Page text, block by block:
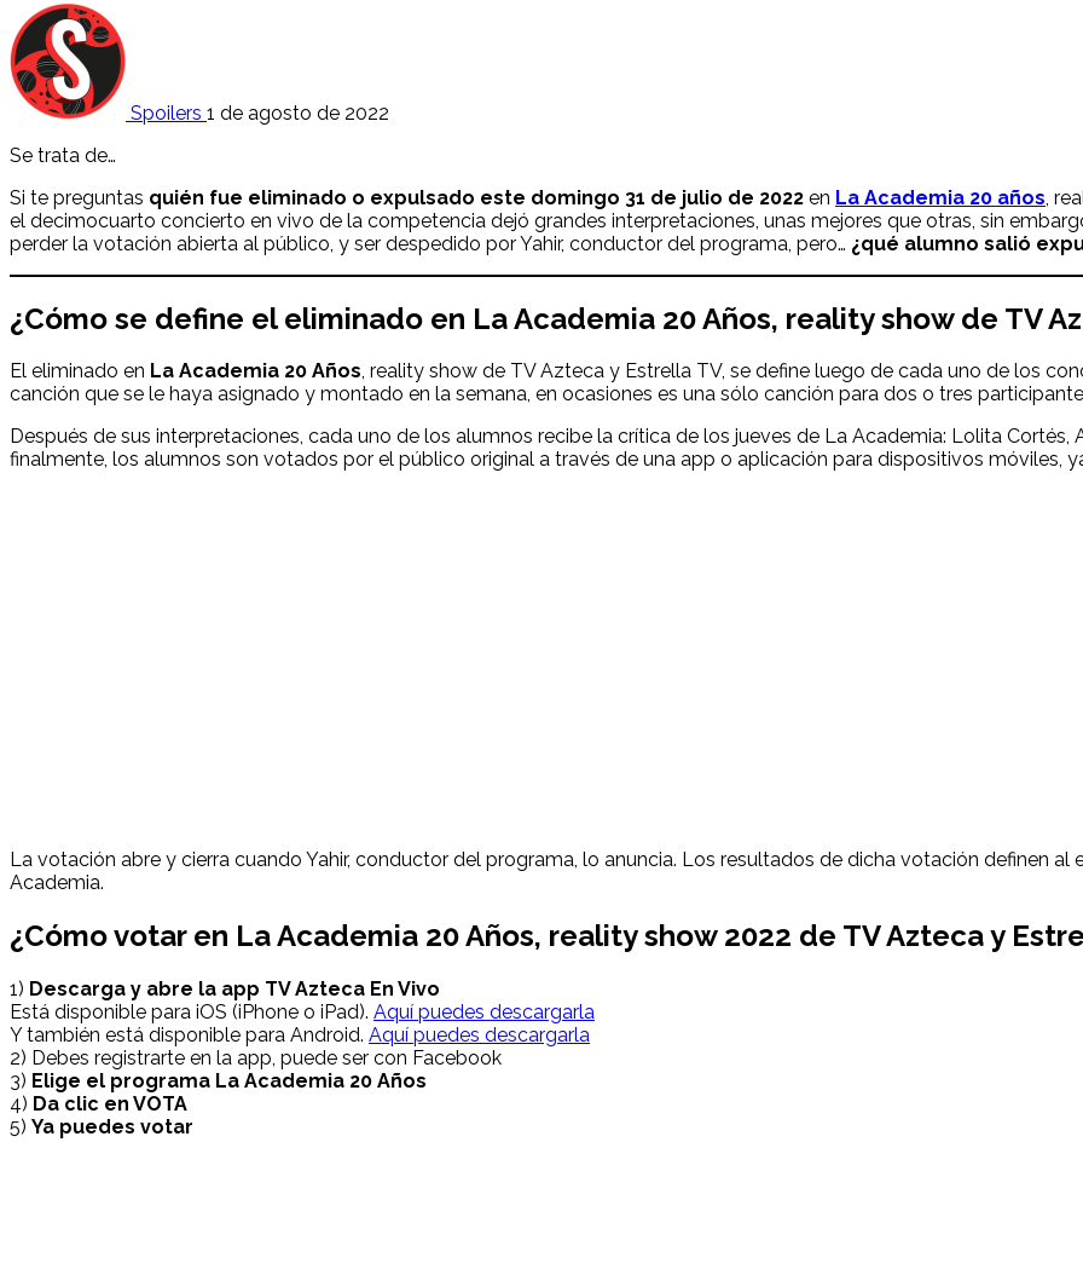
Spoilers 1 de agosto de 2022
Se trata de…
Si te preguntas quién fue eliminado o expulsado este domingo 31 de julio de 2022 en La Academia 20 años ,
el decimocuarto concierto en vivo de la competencia dejó grandes interpretaciones, unas mejores que otras, sin
perder la votación abierta al público, y ser despedido por Yahir, conductor del programa, pero… ¿qué alumno salió
¿Cómo se define el eliminado en La Academia 20 Años, reality show de TV
El eliminado en La Academia 20 Años, reality show de TV Azteca y Estrella TV, se define luego de cada uno de los
canción que se le haya asignado y montado en la semana, en ocasiones es una sólo canción para dos o tres
Después de sus interpretaciones, cada uno de los alumnos recibe la crítica de los jueves de La Academia: Lolita
finalmente, los alumnos son votados por el público original a través de una app o aplicación para dispositivos móviles,
La votación abre y cierra cuando Yahir, conductor del programa, lo anuncia. Los resultados de dicha votación definen
Academia.
¿Cómo votar en La Academia 20 Años, reality show 2022 de TV Azteca y
1) Descarga y abre la app TV Azteca En Vivo
Está disponible para iOS (iPhone o iPad). Aquí puedes descargarla
Y también está disponible para Android. Aquí puedes descargarla
2) Debes registrarte en la app, puede ser con Facebook
3) Elige el programa La Academia 20 Años
4) Da clic en VOTA
5) Ya puedes votar